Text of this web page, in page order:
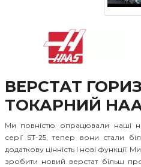
ВЕРСТАТ
ТОКАРНИЙ
Ми повністю опрацювали наші
серії ST-25, тепер вони стали
додаткову цінність і нові
зробити новий верстат більш